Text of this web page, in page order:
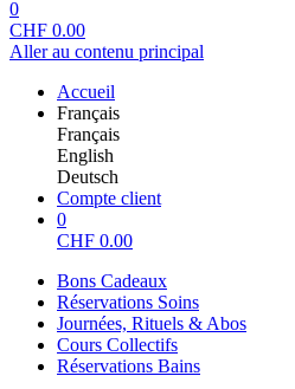
0
CHF 0.00
Aller au contenu principal
Accueil
Français
Français
English
Deutsch
Compte client
0
CHF 0.00
Bons Cadeaux
Réservations Soins
Journées, Rituels & Abos
Cours Collectifs
Réservations Bains